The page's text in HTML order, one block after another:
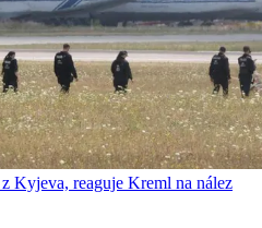
Kyjeva, reaguje Kreml na nález